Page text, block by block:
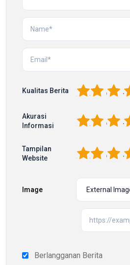
Kualitas Berita 4
3
2
Akurasi
Informasi
4
3
2
Tampilan
Website
4
3
2
Image
Berlangganan Berita